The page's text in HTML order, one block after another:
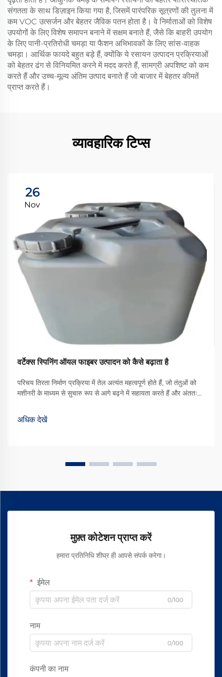
संगतता के साथ डिज़ाइन किया गया है, जिसमें पारंपरिक सूत्रणों की तुलना में
कम VOC उत्सर्जन और बेहतर जैविक पतन होता है। वे निर्माताओं को विशेष
उपयोगों के लिए विशेष समापन बनाने में सक्षम बनाते हैं, जैसे कि बाहरी उपयोग
के लिए पानी-प्रतिरोधी चमड़ा या फैशन अभिभावकों के लिए सांस-वाहक
चमड़ा। आर्थिक फायदे बहुत बड़े हैं, क्योंकि ये रसायन उत्पादन प्रक्रियाओं
को बेहतर ढंग से विनियमित करने में मदद करते हैं, सामग्री अपशिष्ट को कम
करते हैं और उच्च-मूल्य अंतिम उत्पाद बनाते हैं जो बाजार में बेहतर कीमतें
प्राप्त करते हैं।
व्यावहारिक टिप्स
26
Nov
वर्टेक्स स्पिनिंग ऑयल फाइबर उत्पादन को कैसे बढ़ाता है
परिचय तिरता निर्माण प्रक्रिया में तेल अत्यंत महत्वपूर्ण होते हैं, जो तंतुओं को
मशीनरी के माध्यम से सुचारु रूप से आगे बढ़ने में सहायता करते हैं और अंततः
वॉर्टेक्स स्पिनिंग ऑयल एक प्रकार का ... बन गया है
अधिक देखें
मुफ़्त कोटेशन प्राप्त करें
हमारा प्रतिनिधि शीघ्र ही आपसे संपर्क करेगा।
ईमेल
0/100
नाम
0/100
कंपनी का नाम